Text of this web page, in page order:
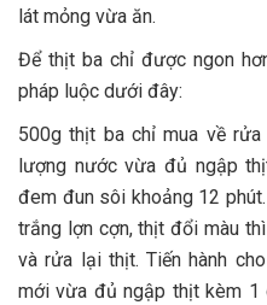
lát mỏng vừa ăn.
Để thịt ba chỉ được ngon
pháp luộc dưới đây:
500g thịt ba chỉ mua về
lượng nước vừa đủ ngập
đem đun sôi khoảng 12
trắng lợn cợn, thịt đổi màu
và rửa lại thịt. Tiến hành
mới vừa đủ ngập thịt kèm 1